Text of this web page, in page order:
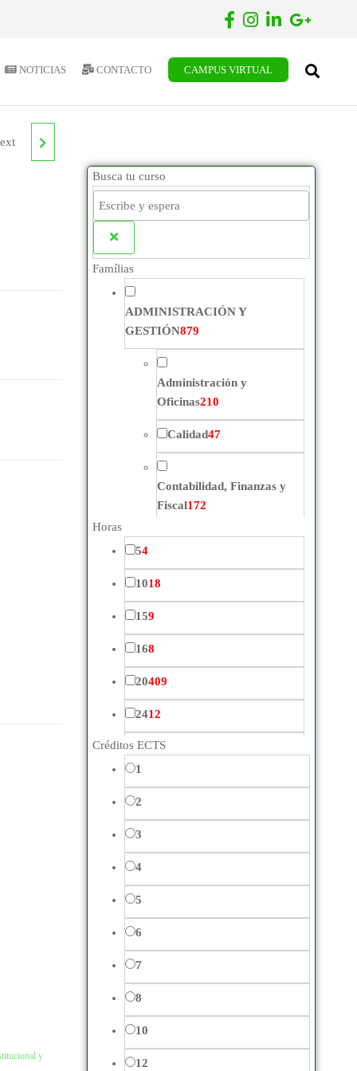
CAMPUS VIRTUAL
NOTICIAS CONTACTO
y
Busca tu curso
Famílias
ADMINISTRACIÓN Y
GESTIÓN879
Administración y
Oficinas210
Calidad47
Contabilidad, Finanzas y
Fiscal172
Control de Almacén18
Cooperativas22
comunicación
Protocolo Empresarial,
Horas
54
1018
159
168
20409
2412
25309
Créditos ECTS
1
2
3
4
5
6
7
8
10
12